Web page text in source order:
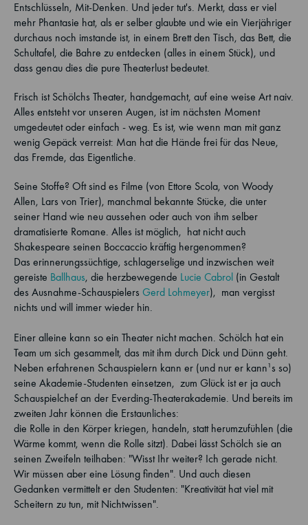
Entschlüsseln, Mit-Denken. Und jeder tut's. Merkt, dass er viel
mehr Phantasie hat, als er selber glaubte und wie ein Vierjähriger
durchaus noch imstande ist, in einem Brett den Tisch, das Bett, die
Schultafel, die Bahre zu entdecken (alles in einem Stück), und
dass genau dies die pure Theaterlust bedeutet.
Frisch ist Schölchs Theater, handgemacht, auf eine weise Art naiv.
Alles entsteht vor unseren Augen, ist im nächsten Moment
umgedeutet oder einfach - weg. Es ist, wie wenn man mit ganz
wenig Gepäck verreist: Man hat die Hände frei für das Neue,
das Fremde, das Eigentliche.
Seine Stoffe? Oft sind es Filme (von Ettore Scola, von Woody
Allen, Lars von Trier), manchmal bekannte Stücke, die unter
seiner Hand wie neu aussehen oder auch von ihm selber
dramatisierte Romane. Alles ist möglich, ­ hat nicht auch
Shakespeare seinen Boccaccio kräftig hergenommen?
Das erinnerungssüchtige, schlagerselige und inzwischen weit
gereiste Ballhaus, die herzbewegende Lucie Cabrol (in Gestalt
des Ausnahme-Schauspielers Gerd Lohmeyer), ­ man vergisst
nichts und will immer wieder hin.
Einer alleine kann so ein Theater nicht machen. Schölch hat ein
Team um sich gesammelt, das mit ihm durch Dick und Dünn geht.
Neben erfahrenen Schauspielern kann er (und nur er kann¹s so)
seine Akademie-Studenten einsetzen, ­ zum Glück ist er ja auch
Schauspielchef an der Everding-Theaterakademie. Und bereits im
zweiten Jahr können die Erstaunliches:
die Rolle in den Körper kriegen, handeln, statt herumzufühlen (die
Wärme kommt, wenn die Rolle sitzt). Dabei lässt Schölch sie an
seinen Zweifeln teilhaben: "Wisst Ihr weiter? Ich gerade nicht.
Wir müssen aber eine Lösung finden". Und auch diesen
Gedanken vermittelt er den Studenten: "Kreativität hat viel mit
Scheitern zu tun, mit Nichtwissen".